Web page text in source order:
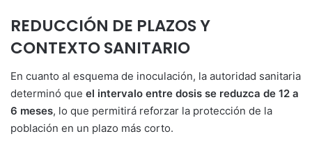
REDUCCIÓN DE PLAZOS Y
CONTEXTO SANITARIO
En cuanto al esquema de inoculación, la autoridad sanitaria
determinó que el intervalo entre dosis se reduzca de 12 a
6 meses, lo que permitirá reforzar la protección de la
población en un plazo más corto.